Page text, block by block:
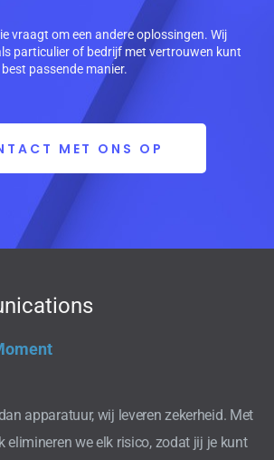
vraagt om een andere oplossingen. Wij
particulier of bedrijf met vertrouwen kunt
passende manier.
MET ONS OP
apparatuur, wij leveren zekerheid. Met
elimineren we elk risico, zodat jij je kunt